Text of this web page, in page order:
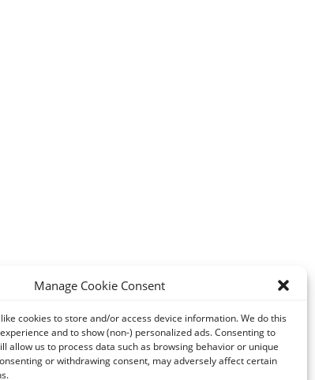
Manage Cookie Consent
cookies to store and/or access device information. We do this
and to show (non-) personalized ads. Consenting to
allow us to process data such as browsing behavior or unique
or withdrawing consent, may adversely affect certain